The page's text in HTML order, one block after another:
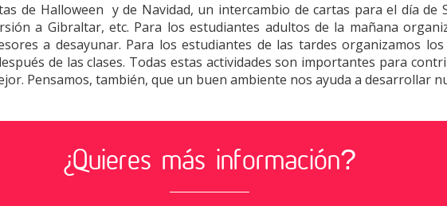
de Halloween y de Navidad, un intercambio de cartas para el día
a Gibraltar, etc. Para los estudiantes adultos de la mañana
a desayunar. Para los estudiantes de las tardes organizamos los
de las clases. Todas estas actividades son importantes para
Pensamos, también, que un buen ambiente nos ayuda a desarrollar
¿Quieres más información?